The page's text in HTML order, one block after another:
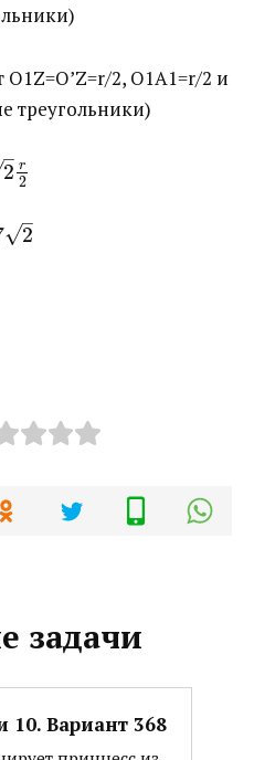
O1Z=O’Z=r/2, O1A1=r/2 и
треугольники)
2
– r
2
2
–
√
задачи
10. Вариант 368